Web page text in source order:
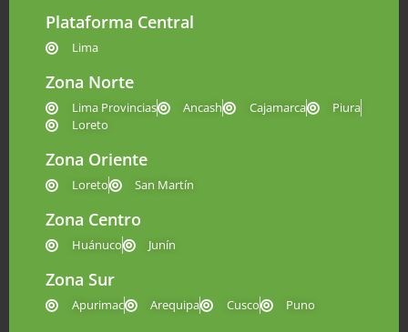
Plataforma Central
Lima
Zona Norte
Lima Provincias Ancash Cajamarca
Piura
Loreto
Zona Oriente
Loreto San Martín
Zona Centro
Huánuco Junín
Zona Sur
Apurimac Arequipa Cusco Puno